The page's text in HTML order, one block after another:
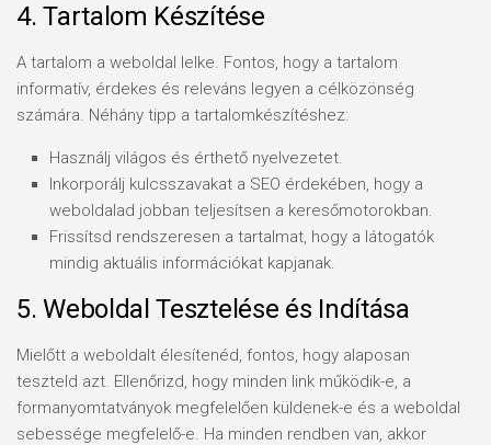
4. Tartalom Készítése
A tartalom a weboldal lelke. Fontos, hogy a tartalom
informatív, érdekes és releváns legyen a célközönség
számára. Néhány tipp a tartalomkészítéshez:
Használj világos és érthető nyelvezetet.
Inkorporálj kulcsszavakat a SEO érdekében, hogy a
weboldalad jobban teljesítsen a keresőmotorokban.
Frissítsd rendszeresen a tartalmat, hogy a látogatók
mindig aktuális információkat kapjanak.
5. Weboldal Tesztelése és Indítása
Mielőtt a weboldalt élesítenéd, fontos, hogy alaposan
teszteld azt. Ellenőrizd, hogy minden link működik-e, a
formanyomtatványok megfelelően küldenek-e és a weboldal
sebessége megfelelő-e. Ha minden rendben van, akkor